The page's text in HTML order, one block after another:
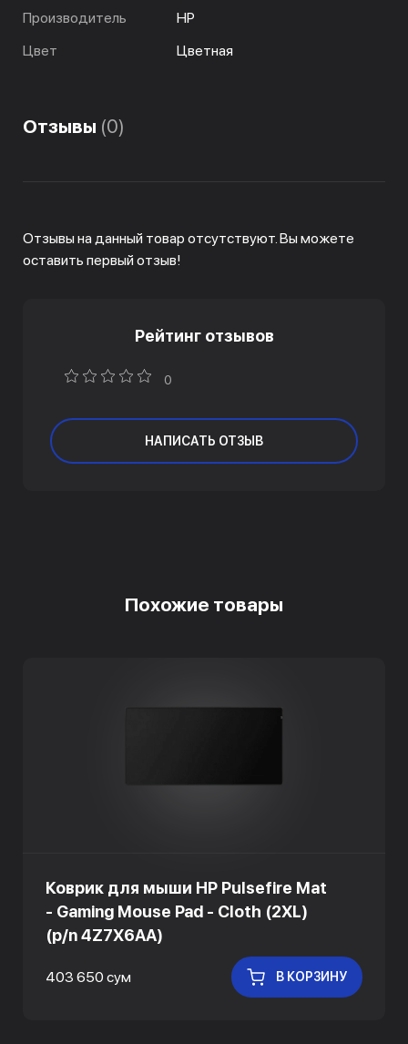
Производитель
HP
Цвет
Цветная
Отзывы (0)
Отзывы на данный товар отсутствуют. Вы можете
оставить первый отзыв!
Рейтинг отзывов
0
НАПИСАТЬ ОТЗЫВ
Похожие товары
Коврик для мыши HP Pulsefire Mat
- Gaming Mouse Pad - Cloth (2XL)
(p/n 4Z7X6AA)
403 650 сум В КОРЗИНУ